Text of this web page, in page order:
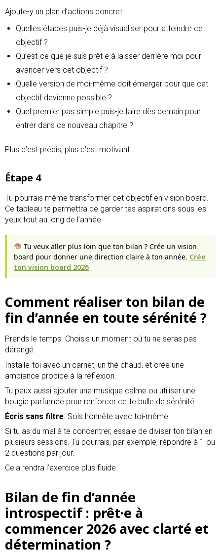
Ajoute-y un plan d’actions concret :
Quelles étapes puis-je déjà visualiser pour atteindre cet
objectif ?
Qu’est-ce que je suis prêt·e à laisser derrière moi pour
avancer vers cet objectif ?
Quelle version de moi-même doit émerger pour que cet
objectif devienne possible ?
Quel premier pas simple puis-je faire dès demain pour
entrer dans ce nouveau chapitre ?
Plus c’est précis, plus c’est motivant.
Étape 4
Tu pourrais même transformer cet objectif en vision board.
Ce tableau te permettra de garder tes aspirations sous les
yeux tout au long de l’année.
Tu veux aller plus loin que ton bilan ? Crée un vision
board pour donner une direction claire à ton année. Crée
ton vision board 2026
Comment réaliser ton bilan de
fin d’année en toute sérénité ?
Prends le temps. Choisis un moment où tu ne seras pas
dérangé.
Installe-toi avec un carnet, un thé chaud, et crée une
ambiance propice à la réflexion.
Tu peux aussi ajouter une musique calme ou utiliser une
bougie parfumée pour renforcer cette bulle de sérénité.
Écris sans filtre . Sois honnête avec toi-même.
Si tu as du mal à te concentrer, essaie de diviser ton bilan en
plusieurs sessions. Tu pourrais, par exemple, répondre à 1 ou
2 questions par jour.
Cela rendra l’exercice plus fluide.
Bilan de fin d’année
introspectif : prêt·e à
commencer 2026 avec clarté et
détermination ?